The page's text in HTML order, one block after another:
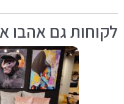
לקוחות גם אהבו